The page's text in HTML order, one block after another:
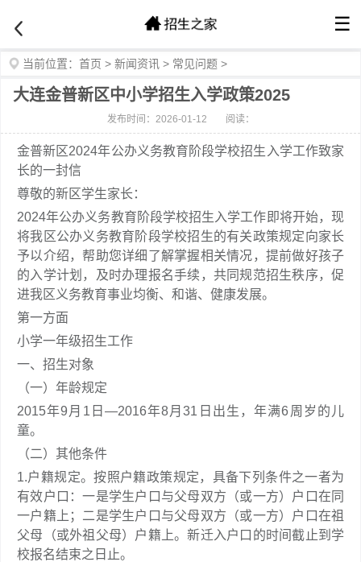
☰
当前位置： 首页 > 新闻资讯 > 常见问题 >
大连金普新区中小学招生入学政策2025
发布时间：2026-01-12 阅读：
金普新区2024年公办义务教育阶段学校招生入学工作致家
长的一封信
尊敬的新区学生家长：
2024年公办义务教育阶段学校招生入学工作即将开始，现
将我区公办义务教育阶段学校招生的有关政策规定向家长
予以介绍，帮助您详细了解掌握相关情况，提前做好孩子
的入学计划，及时办理报名手续，共同规范招生秩序，促
进我区义务教育事业均衡、和谐、健康发展。
第一方面
小学一年级招生工作
一、招生对象
（一）年龄规定
2015年9月1日—2016年8月31日出生，年满6周岁的儿
童。
（二）其他条件
1.户籍规定。按照户籍政策规定，具备下列条件之一者为
有效户口：一是学生户口与父母双方（或一方）户口在同
一户籍上；二是学生户口与父母双方（或一方）户口在祖
父母（或外祖父母）户籍上。新迁入户口的时间截止到学
校报名结束之日止。